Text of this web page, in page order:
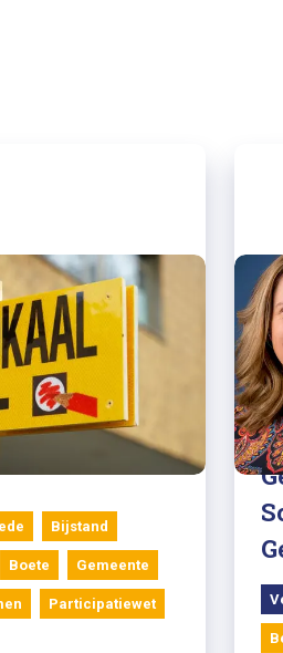
Ga dus
Bijstand
Boete Gemeente
Participatiewet